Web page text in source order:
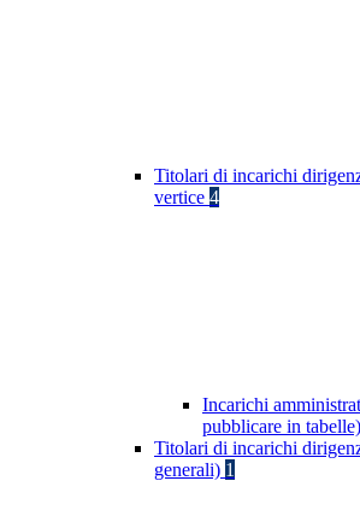
Titolari di incarichi
vertice 4
Incarichi
pubblicare in tabelle)
Titolari di incarichi
generali) 1